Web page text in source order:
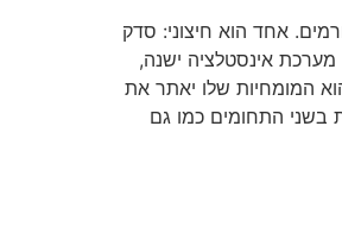
אחד הוא חיצוני: סדק
אינסטלציה ישנה,
המומחיות שלו יאתר את
בשני התחומים כמו גם